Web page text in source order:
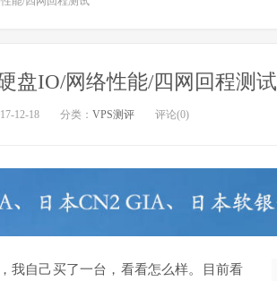
盘IO/网络性能/四网回程测试
12-18 分类： VPS测评 评论(0)
我自己买了一台，看看怎么样。目前看